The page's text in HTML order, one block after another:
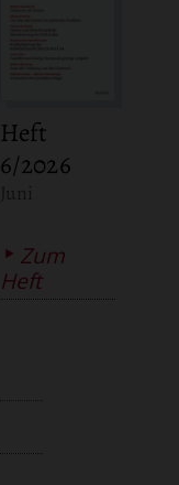
Heft
6/2026
Zum
Heft